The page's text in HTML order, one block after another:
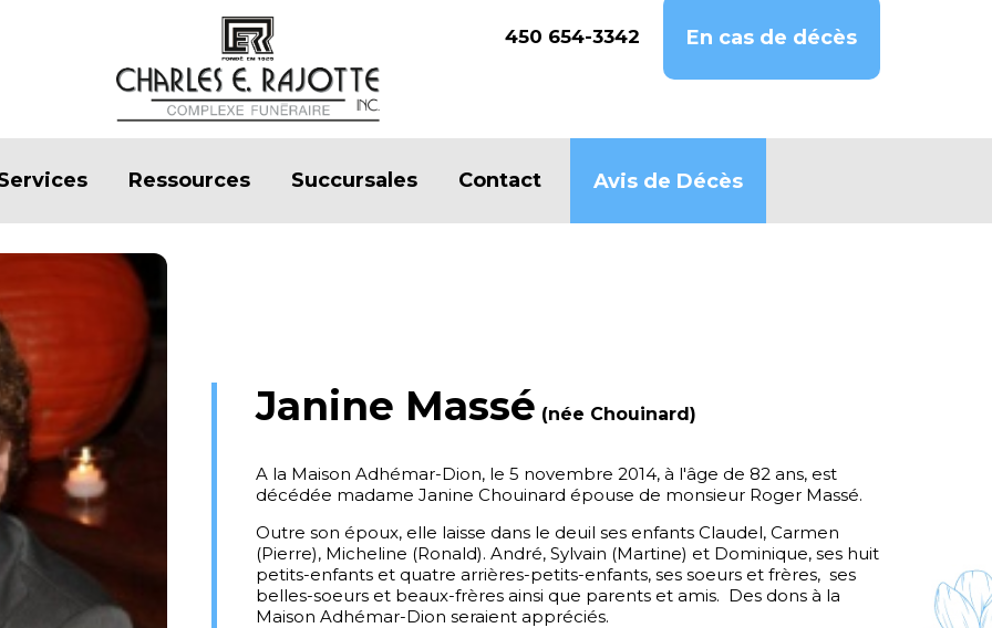
450 654-3342 En cas de décès
Ressources Succursales Contact Avis de Décès
Janine Massé (née Chouinard)
A la Maison Adhémar-Dion, le 5 novembre 2014, à l'âge de 82 ans, est
décédée madame Janine Chouinard épouse de monsieur Roger Massé.
Outre son époux, elle laisse dans le deuil ses enfants Claudel, Carmen
(Pierre), Micheline (Ronald). André, Sylvain (Martine) et Dominique, ses huit
petits-enfants et quatre arrières-petits-enfants, ses soeurs et frères, ses
belles-soeurs et beaux-frères ainsi que parents et amis. Des dons à la
Maison Adhémar-Dion seraient appréciés.